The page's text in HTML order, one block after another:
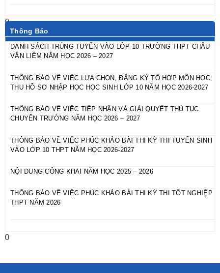
Thông Báo
DANH SÁCH TRÚNG TUYỂN VÀO LỚP 10 TRƯỜNG THPT CHÂU
VĂN LIÊM NĂM HỌC 2026 – 2027
THÔNG BÁO VỀ VIỆC LỰA CHỌN, ĐĂNG KÝ TỔ HỢP MÔN HỌC;
THU HỒ SƠ NHẬP HỌC HỌC SINH LỚP 10 NĂM HỌC 2026-2027
THÔNG BÁO VỀ VIỆC TIẾP NHẬN VÀ GIẢI QUYẾT THỦ TỤC
CHUYỂN TRƯỜNG NĂM HỌC 2026 – 2027
THÔNG BÁO VỀ VIỆC PHÚC KHẢO BÀI THI KỲ THI TUYỂN SINH
VÀO LỚP 10 THPT NĂM HỌC 2026-2027
NỘI DUNG CÔNG KHAI NĂM HỌC 2025 – 2026
THÔNG BÁO VỀ VIỆC PHÚC KHẢO BÀI THI KỲ THI TỐT NGHIỆP
THPT NĂM 2026